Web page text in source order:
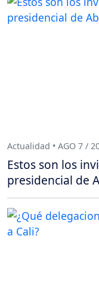
Actualidad • AGO 7 /
Estos son los
presidencial de